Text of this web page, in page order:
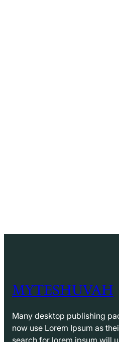
MYTESHUVAH
Many desktop publishing
now use Lorem Ipsum as